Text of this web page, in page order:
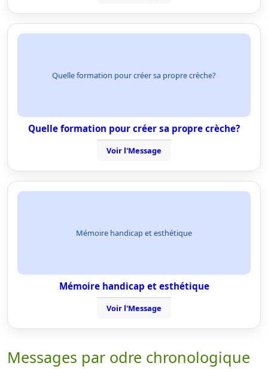
Quelle formation pour créer sa propre crèche?
Quelle formation pour créer sa propre crèche?
Voir l'Message
Mémoire handicap et esthétique
Mémoire handicap et esthétique
Voir l'Message
Messages par odre chronologique